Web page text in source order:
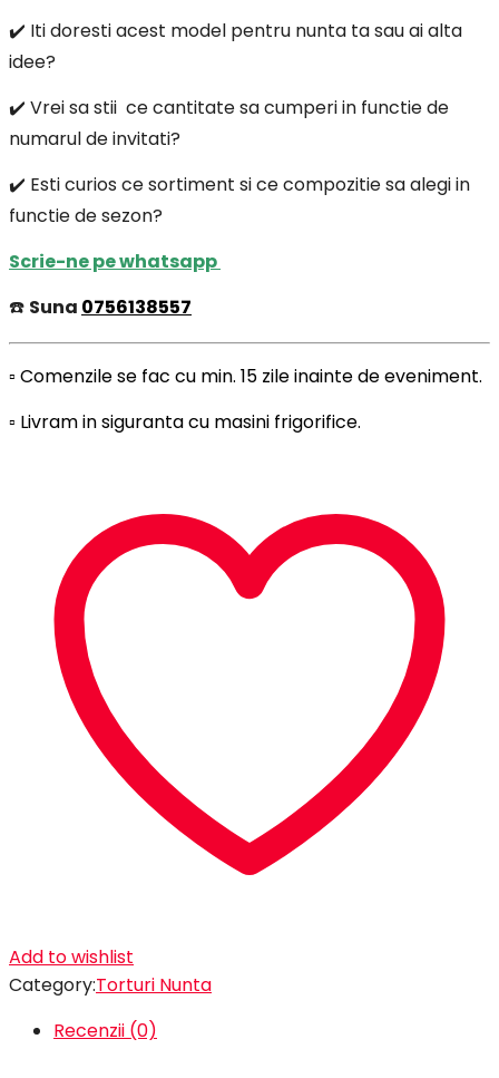
✔️ Iti doresti acest model pentru nunta ta sau ai alta
idee?
✔️ Vrei sa stii ce cantitate sa cumperi in functie de
numarul de invitati?
✔️ Esti curios ce sortiment si ce compozitie sa alegi in
functie de sezon?
Scrie-ne pe whatsapp
☎️ Suna 0756138557
▫️ Comenzile se fac cu min. 15 zile inainte de eveniment.
▫️ Livram in siguranta cu masini frigorifice.
Add to wishlist
Category:Torturi Nunta
Recenzii (0)